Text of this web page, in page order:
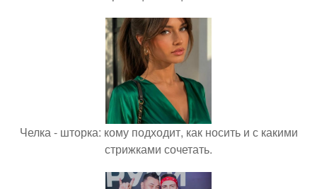
Челка - шторка: кому подходит, как носить и с какими
стрижками сочетать.